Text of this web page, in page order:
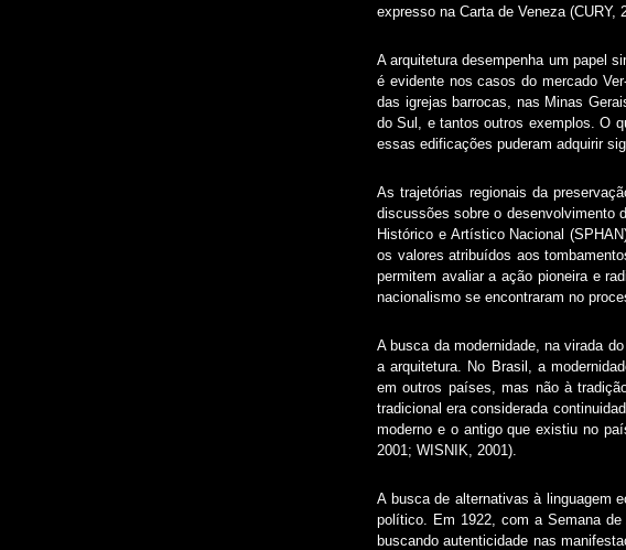
expresso na Carta de Veneza (CURY,
A arquitetura desempenha um papel
é evidente nos casos do mercado
das igrejas barrocas, nas Minas
do Sul, e tantos outros exemplos. O
essas edificações puderam adquirir
As trajetórias regionais da
discussões sobre o desenvolvimento
Histórico e Artístico Nacional
os valores atribuídos aos
permitem avaliar a ação pioneira e
nacionalismo se encontraram no
A busca da modernidade, na virada
a arquitetura. No Brasil, a
em outros países, mas não à
tradicional era considerada
moderno e o antigo que existiu no
2001; WISNIK, 2001).
A busca de alternativas à linguagem
político. Em 1922, com a Semana
buscando autenticidade nas